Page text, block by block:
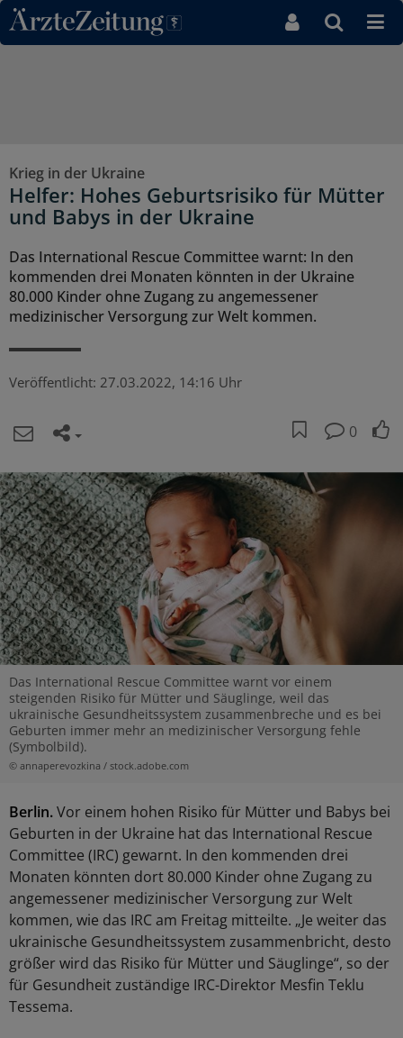
Direkt zum Inhaltsbereich
Krieg in der Ukraine
Helfer: Hohes Geburtsrisiko für Mütter
und Babys in der Ukraine
Das International Rescue Committee warnt: In den
kommenden drei Monaten könnten in der Ukraine
80.000 Kinder ohne Zugang zu angemessener
medizinischer Versorgung zur Welt kommen.
Veröffentlicht: 27.03.2022, 14:16 Uhr
0
Das International Rescue Committee warnt vor einem
steigenden Risiko für Mütter und Säuglinge, weil das
ukrainische Gesundheitssystem zusammenbreche und es bei
Geburten immer mehr an medizinischer Versorgung fehle
(Symbolbild).
© annaperevozkina / stock.adobe.com
Berlin.Vor einem hohen Risiko für Mütter und Babys bei
Geburten in der Ukraine hat das International Rescue
Committee (IRC) gewarnt. In den kommenden drei
Monaten könnten dort 80.000 Kinder ohne Zugang zu
angemessener medizinischer Versorgung zur Welt
kommen, wie das IRC am Freitag mitteilte. „Je weiter das
ukrainische Gesundheitssystem zusammenbricht, desto
größer wird das Risiko für Mütter und Säuglinge“, so der
für Gesundheit zuständige IRC-Direktor Mesfin Teklu
Tessema.